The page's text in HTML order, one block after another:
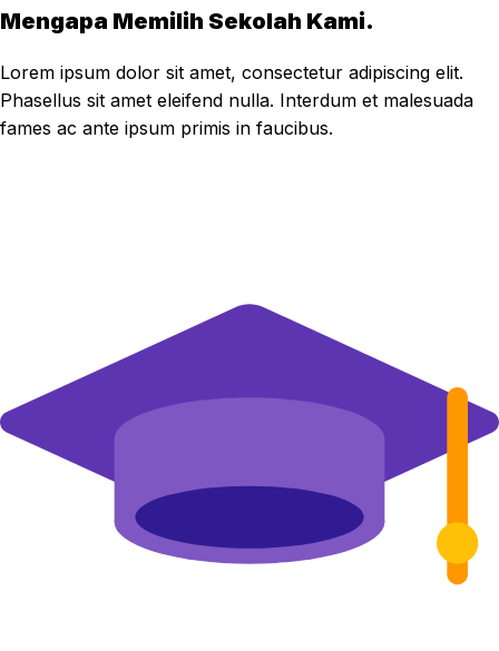
Mengapa Memilih Sekolah Kami.
Lorem ipsum dolor sit amet, consectetur adipiscing elit.
Phasellus sit amet eleifend nulla. Interdum et malesuada
fames ac ante ipsum primis in faucibus.